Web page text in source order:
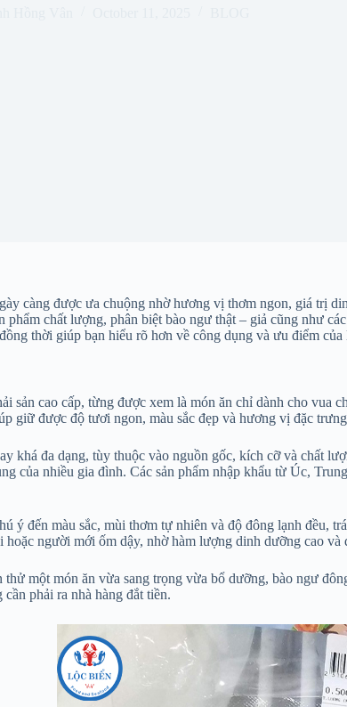
càng được ưa chuộng nhờ hương vị thơm ngon, giá trị
phẩm chất lượng, phân biệt bào ngư thật – giả cũng như
thời giúp bạn hiểu rõ hơn về công dụng và ưu điểm của
sản cao cấp, từng được xem là món ăn chỉ dành cho
giữ được độ tươi ngon, màu sắc đẹp và hương vị đặc
khá đa dạng, tùy thuộc vào nguồn gốc, kích cỡ và chất
của nhiều gia đình. Các sản phẩm nhập khẩu từ Úc,
ý đến màu sắc, mùi thơm tự nhiên và độ đông lạnh
người mới ốm dậy, nhờ hàm lượng dinh dưỡng cao và
một món ăn vừa sang trọng vừa bổ dưỡng, bào ngư
phải ra nhà hàng đắt tiền.